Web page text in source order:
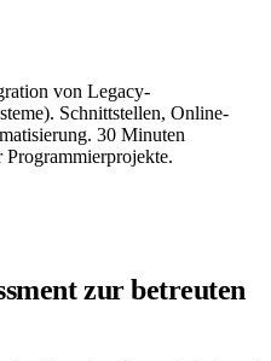
von Legacy-
Schnittstellen, Online-
30 Minuten
Programmierprojekte.
zur betreuten